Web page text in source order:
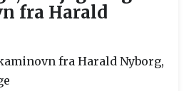
fra Harald
fra Harald Nyborg,